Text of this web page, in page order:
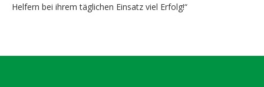
Helfern bei ihrem täglichen Einsatz viel Erfolg!“